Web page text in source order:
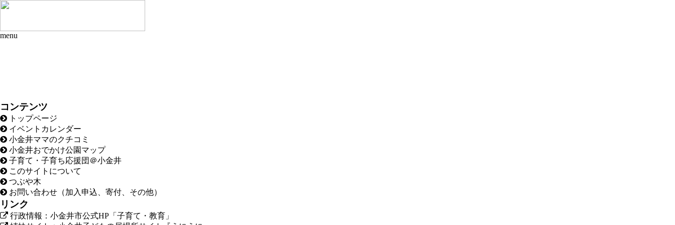
menu
コンテンツ
トップページ
イベントカレンダー
小金井ママのクチコミ
小金井おでかけ公園マップ
子育て・子育ち応援団＠小金井
このサイトについて
つぶや木
お問い合わせ（加入申込、寄付、その他）
リンク
行政情報：小金井市公式HP「子育て・教育」